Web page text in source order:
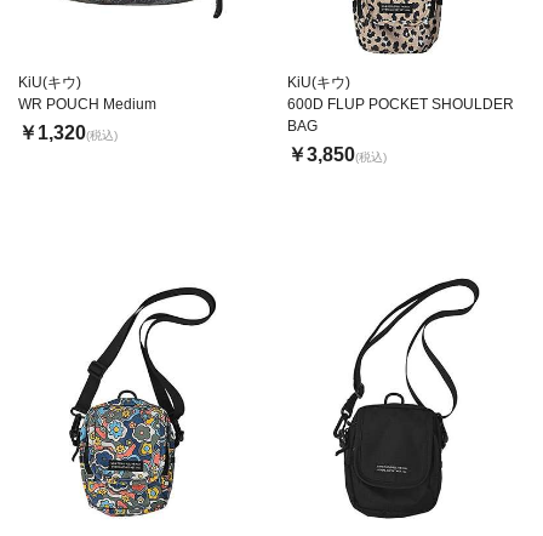
KiU(キウ)
WR POUCH Medium
￥1,320(税込)
KiU(キウ)
600D FLUP POCKET SHOULDER
BAG
￥3,850(税込)